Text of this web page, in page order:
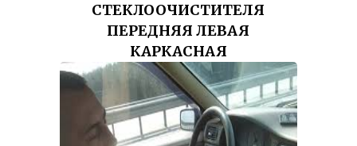
СТЕКЛООЧИСТИТЕЛЯ
ПЕРЕДНЯЯ ЛЕВАЯ
КАРКАСНАЯ